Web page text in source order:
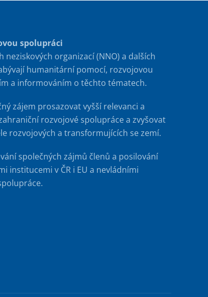
spolupráci
organizací (NNO) a dalších
humanitární pomocí, rozvojovou
a informováním o těchto tématech.
zájem prosazovat vyšší relevanci a
rozvojové spolupráce a zvyšovat
rozvojových a transformujících se zemí.
společných zájmů členů a posilování
institucemi v ČR i EU a nevládními